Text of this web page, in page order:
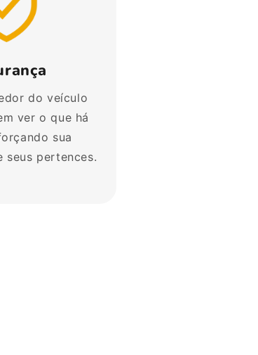
do veículo
ver o que há
sua
seus pertences.